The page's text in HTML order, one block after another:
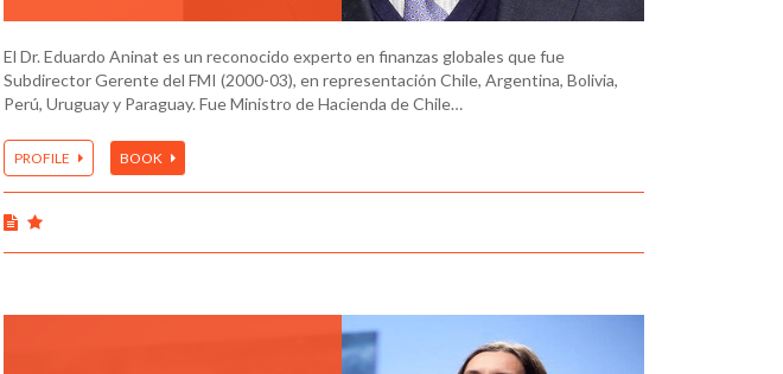
El Dr. Eduardo Aninat es un reconocido experto en finanzas globales que fue
Subdirector Gerente del FMI (2000-03), en representación Chile, Argentina, Bolivia,
Perú, Uruguay y Paraguay. Fue Ministro de Hacienda de Chile…
PROFILE BOOK